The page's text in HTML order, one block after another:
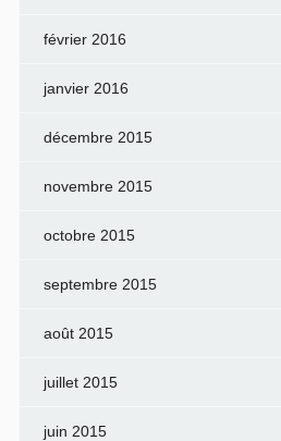
février 2016
janvier 2016
décembre 2015
novembre 2015
octobre 2015
septembre 2015
août 2015
juillet 2015
juin 2015